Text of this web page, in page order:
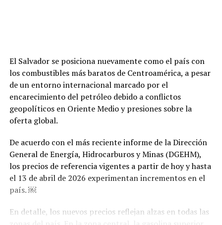
El Salvador se posiciona nuevamente como el país con
los combustibles más baratos de Centroamérica, a pesar
de un entorno internacional marcado por el
encarecimiento del petróleo debido a conflictos
geopolíticos en Oriente Medio y presiones sobre la
oferta global.
De acuerdo con el más reciente informe de la Dirección
General de Energía, Hidrocarburos y Minas (DGEHM),
los precios de referencia vigentes a partir de hoy y hasta
el 13 de abril de 2026 experimentan incrementos en el
país. ￼
En detalle, los nuevos precios reflejan alzas en todas las